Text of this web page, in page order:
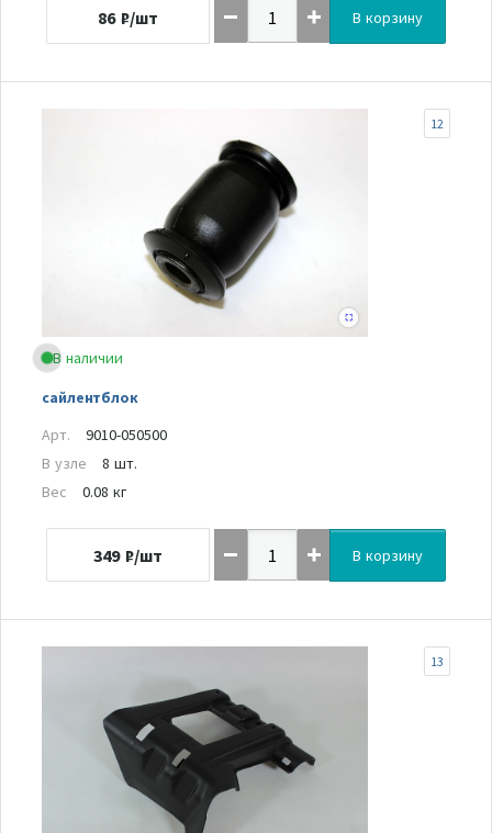
86 ₽/шт В корзину
В наличии
сайлентблок
12
Арт.
9010-050500
В узле
8 шт.
Вес
0.08 кг
349 ₽/шт В корзину
13